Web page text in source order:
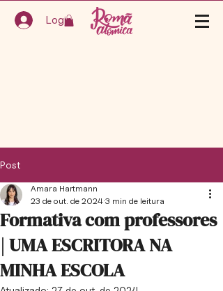
Login
Post
Formativa com professores
| UMA ESCRITORA NA
MINHA ESCOLA
Amara Hartmann
23 de out. de 2024 3 min de leitura